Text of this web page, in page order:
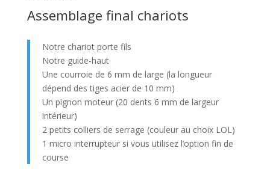
Assemblage final chariots
Notre chariot porte fils
Notre guide-haut
Une courroie de 6 mm de large (la longueur
dépend des tiges acier de 10 mm)
Un pignon moteur (20 dents 6 mm de largeur
intérieur)
2 petits colliers de serrage (couleur au choix LOL)
1 micro interrupteur si vous utilisez l’option fin de
course